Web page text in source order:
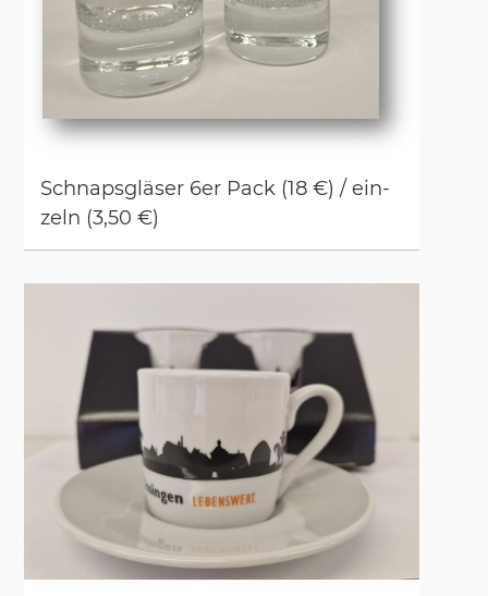
Schnaps­glä­ser 6er Pack (18 €) / ein­
zeln (3,50 €)